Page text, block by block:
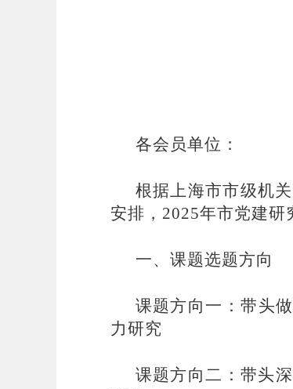
各会员单位：
根据上海市市级机关
安排， 2025年市党建研
一、课题选题方向
课题方向一：带头
力研究
课题方向二：带头